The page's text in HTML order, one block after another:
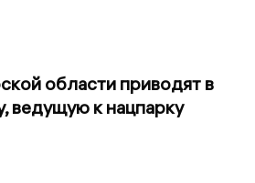
области приводят в
ведущую к нацпарку